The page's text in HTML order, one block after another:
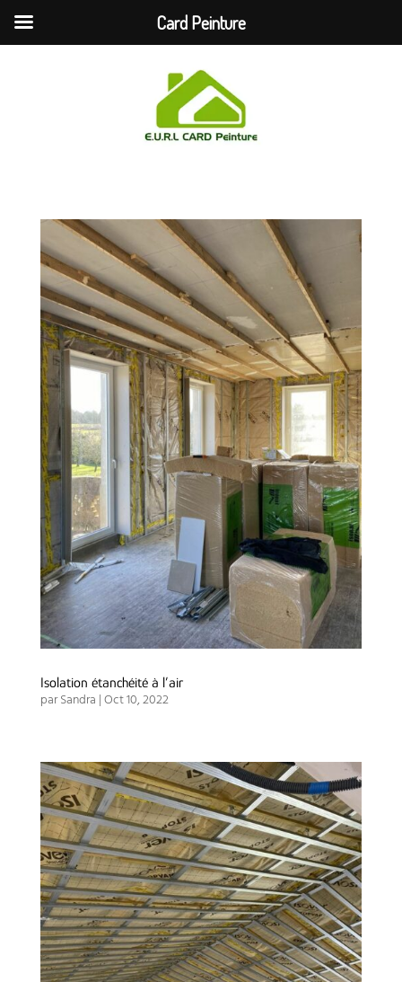
Isolation étanchéité à l’air
parSandra | Oct 10, 2022
Card Peinture